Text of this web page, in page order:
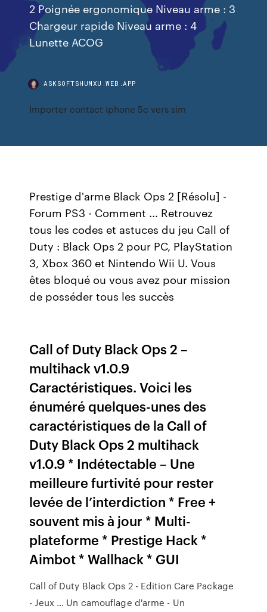
2 Poignée ergonomique Niveau arme : 3
Chargeur rapide Niveau arme : 4
Lunette ACOG
ASKSOFTSHUMXU.WEB.APP
Importer contact iphone 5c vers sim
Prestige d'arme Black Ops 2 [Résolu] -
Forum PS3 - Comment ... Retrouvez
tous les codes et astuces du jeu Call of
Duty : Black Ops 2 pour PC, PlayStation
3, Xbox 360 et Nintendo Wii U. Vous
êtes bloqué ou vous avez pour mission
de posséder tous les succès
Call of Duty Black Ops 2 –
multihack v1.0.9
Caractéristiques. Voici les
énuméré quelques-unes des
caractéristiques de la Call of
Duty Black Ops 2 multihack
v1.0.9 * Indétectable – Une
meilleure furtivité pour rester
levée de l’interdiction * Free +
souvent mis à jour * Multi-
plateforme * Prestige Hack *
Aimbot * Wallhack * GUI
Call of Duty Black Ops 2 - Edition Care Package
- Jeux ... Un camouflage d'arme - Un